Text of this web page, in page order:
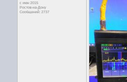
с июн 2015
Ростов-на-Дону
Сообщений: 2737